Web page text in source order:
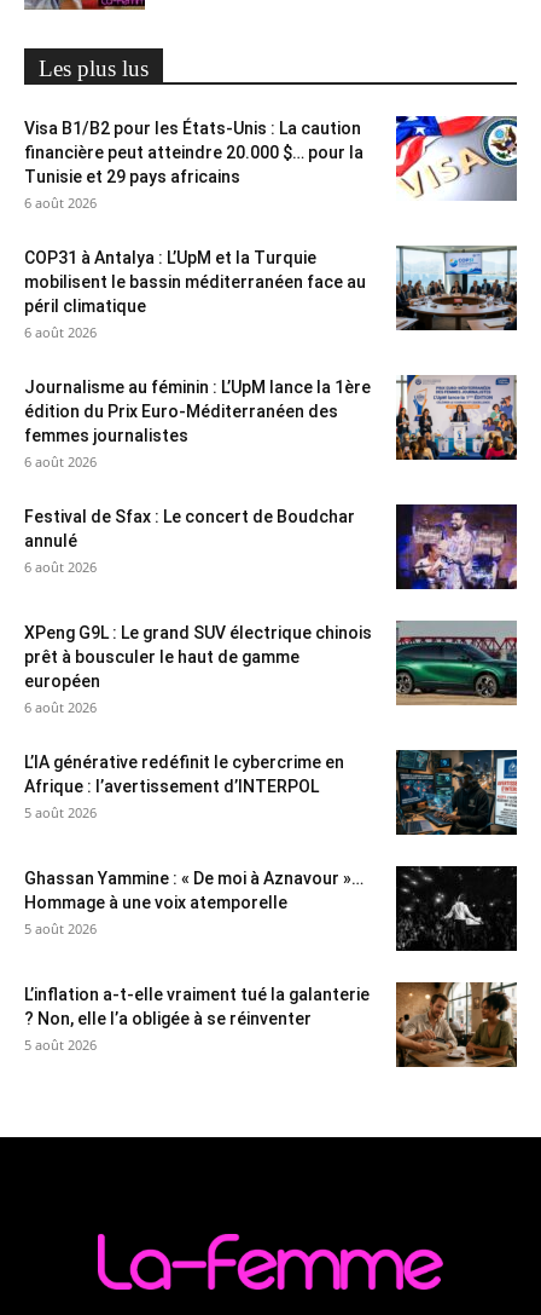
Les plus lus
Visa B1/B2 pour les États-Unis : La caution
financière peut atteindre 20.000 $… pour la
Tunisie et 29 pays africains
6 août 2026
COP31 à Antalya : L’UpM et la Turquie
mobilisent le bassin méditerranéen face au
péril climatique
6 août 2026
Journalisme au féminin : L’UpM lance la 1ère
édition du Prix Euro-Méditerranéen des
femmes journalistes
6 août 2026
Festival de Sfax : Le concert de Boudchar
annulé
6 août 2026
XPeng G9L : Le grand SUV électrique chinois
prêt à bousculer le haut de gamme
européen
6 août 2026
L’IA générative redéfinit le cybercrime en
Afrique : l’avertissement d’INTERPOL
5 août 2026
Ghassan Yammine : « De moi à Aznavour »…
Hommage à une voix atemporelle
5 août 2026
L’inflation a-t-elle vraiment tué la galanterie
? Non, elle l’a obligée à se réinventer
5 août 2026